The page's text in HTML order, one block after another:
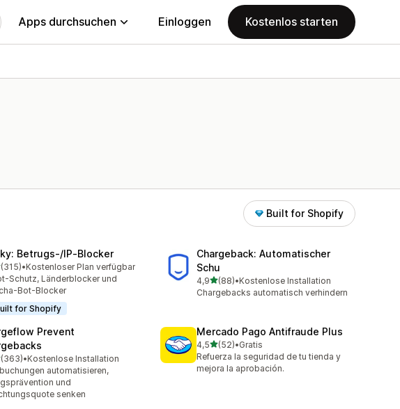
Apps durchsuchen Einloggen Kostenlos starten
Built for Shopify
Betrugs‑/IP‑Blocker
5 Sternen
(315) insgesamt
•Kostenloser Plan verfügbar
Schutz, Länderblocker und
Bot-Blocker
for Shopify
Chargeback: Automatischer
Schu
4,9von 5 Sternen
(88)
88 Rezensionen insgesamt
•Kostenlose Installation
Chargebacks automatisch verhindern
Prevent
5 Sternen
(363) insgesamt
•Kostenlose Installation
automatisieren,
und
senken
Mercado Pago Antifraude Plus
4,5von 5 Sternen
(52)
52 Rezensionen insgesamt
•Gratis
Refuerza la seguridad de tu tienda y
mejora la aprobación.